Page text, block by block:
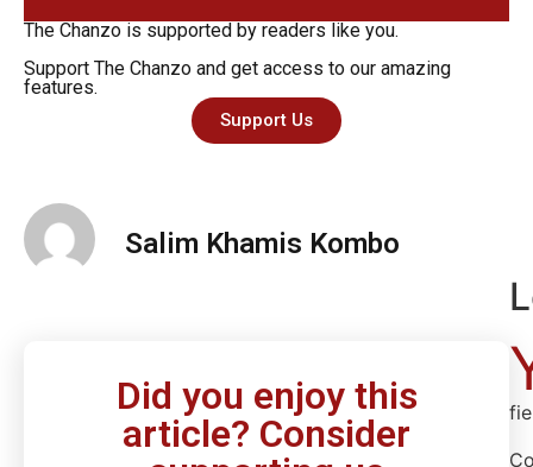
The Chanzo is supported by readers like you.
Support The Chanzo and get access to our amazing
features.
Support Us
Salim Khamis Kombo
Did you enjoy this
article? Consider